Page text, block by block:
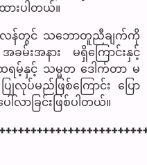
ားပါတယ်။
လန်တွင် သဘောတူညီချက်ကို
းအနား မရှိကြောင်းနှင့်
မ့်နှင့် သမ္မတ ဒေါက်တာ မ
ပ်မည်ဖြစ်ကြောင်း ပြော
လာခြင်းဖြစ်ပါတယ်။